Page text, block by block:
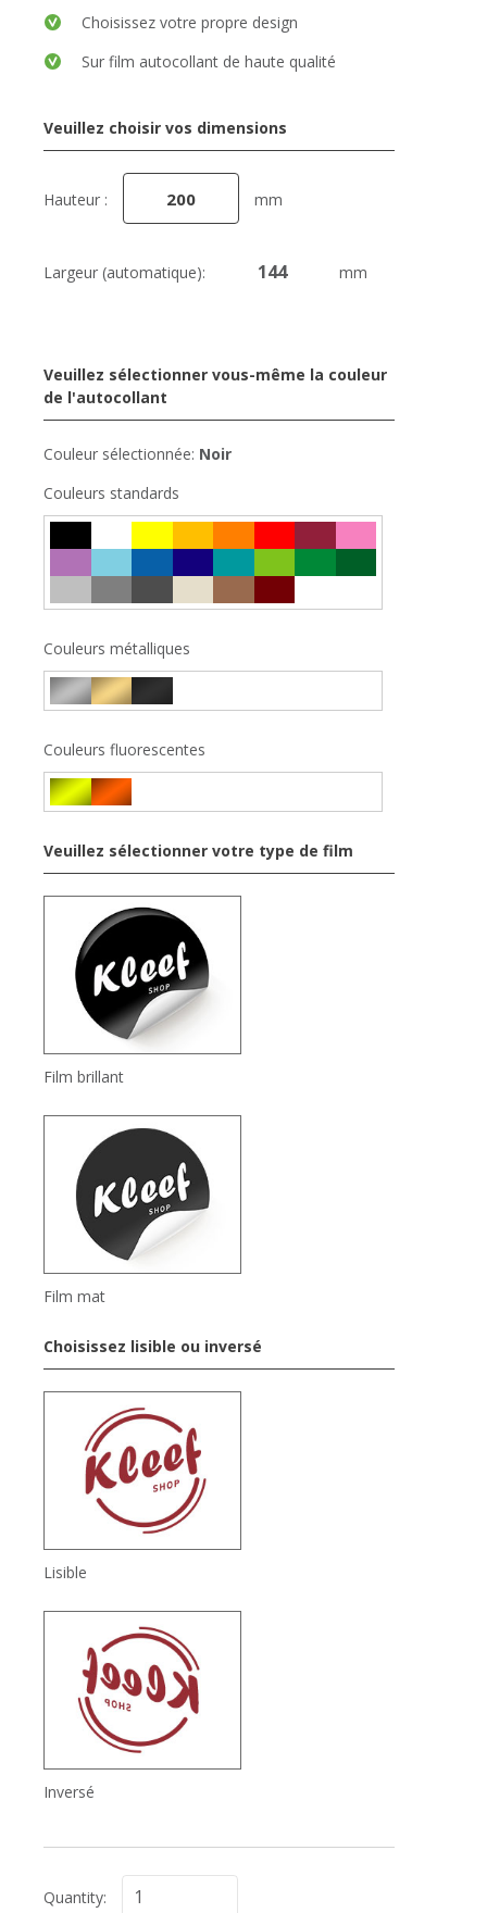
Choisissez votre propre design
Sur film autocollant de haute qualité
Veuillez choisir vos dimensions
Hauteur : mm
Largeur (automatique): mm
Veuillez sélectionner vous-même la couleur
de l'autocollant
Couleur sélectionnée: Noir
Couleurs standards
Couleurs métalliques
Couleurs fluorescentes
Veuillez sélectionner votre type de film
Film brillant
Film mat
Choisissez lisible ou inversé
Lisible
Inversé
Quantity: